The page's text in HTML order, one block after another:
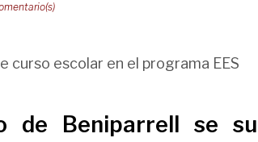
de Beniparrell se